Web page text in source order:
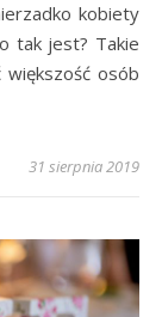
kobiety
tak jest? Takie
osób
31 sierpnia 2019